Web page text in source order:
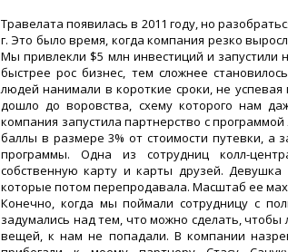
Травелата появилась в 2011 году, но
г. Это было время, когда компания резко
Мы привлекли $5 млн инвестиций и запустили
быстрее рос бизнес, тем сложнее
людей нанимали в короткие сроки, не
дошло до воровства, схему которого нам
компания запустила партнерство с
баллы в размере 3% от стоимости путевки, а
программы. Одна из сотрудниц колл-
собственную карту и карты друзей.
которые потом перепродавала. Масштаб ее
Конечно, когда мы поймали сотрудницу с
задумались над тем, что можно сделать,
вещей, к нам не попадали. В компании